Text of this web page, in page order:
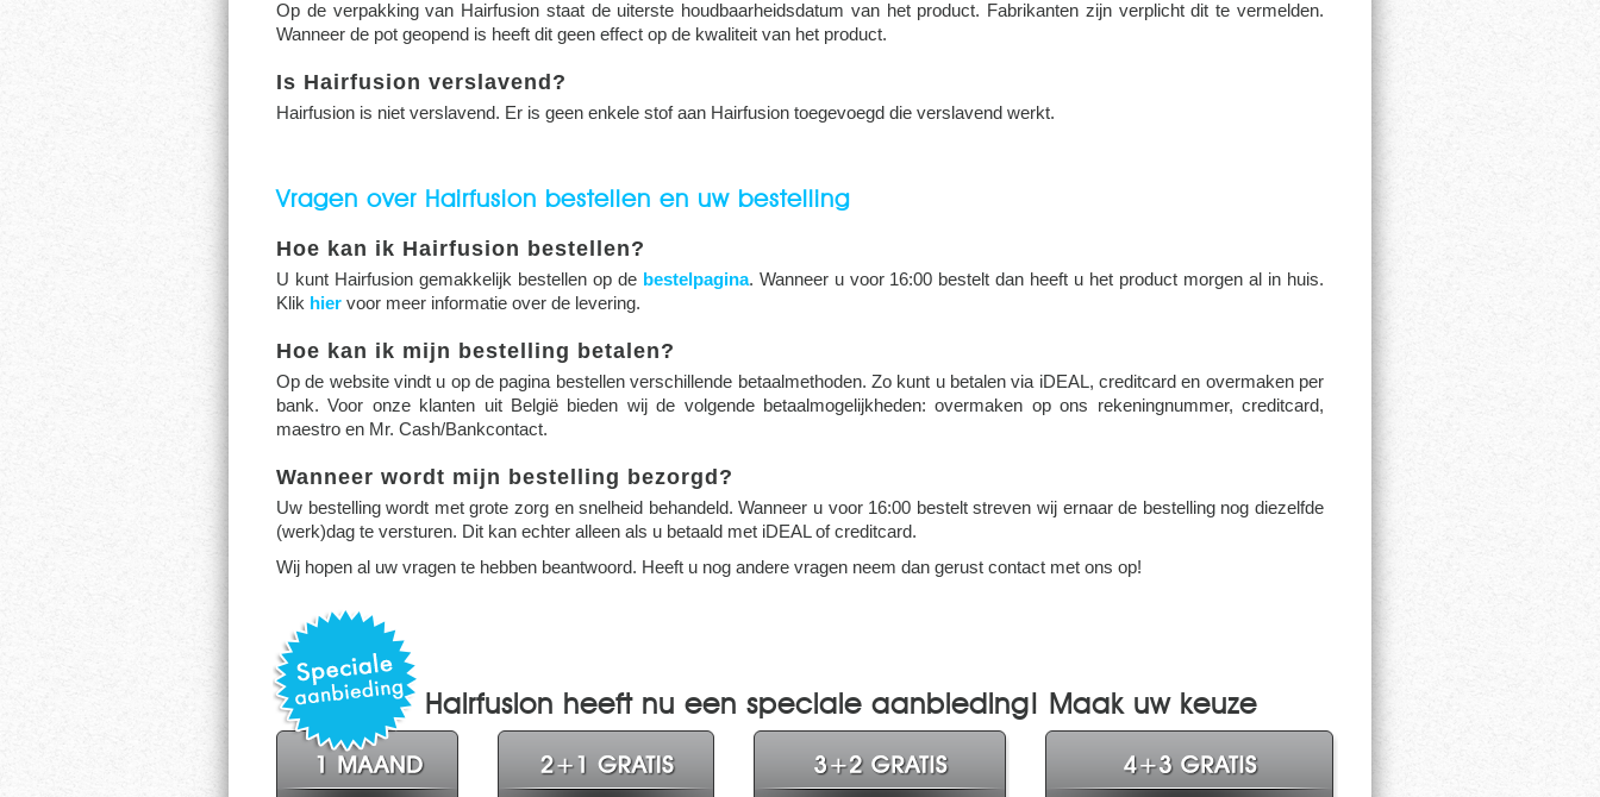
Op de verpakking van Hairfusion staat de uiterste houdbaarheidsdatum van het product. Fabrikanten zijn verplicht dit te vermelden.
Wanneer de pot geopend is heeft dit geen effect op de kwaliteit van het product.
Is Hairfusion verslavend?
Hairfusion is niet verslavend. Er is geen enkele stof aan Hairfusion toegevoegd die verslavend werkt.
Vragen over Hairfusion bestellen en uw bestelling
Hoe kan ik Hairfusion bestellen?
U kunt Hairfusion gemakkelijk bestellen op de bestelpagina. Wanneer u voor 16:00 bestelt dan heeft u het product morgen al in huis.
Klik hier voor meer informatie over de levering.
Hoe kan ik mijn bestelling betalen?
Op de website vindt u op de pagina bestellen verschillende betaalmethoden. Zo kunt u betalen via iDEAL, creditcard en overmaken per
bank. Voor onze klanten uit België bieden wij de volgende betaalmogelijkheden: overmaken op ons rekeningnummer, creditcard,
maestro en Mr. Cash/Bankcontact.
Wanneer wordt mijn bestelling bezorgd?
Uw bestelling wordt met grote zorg en snelheid behandeld. Wanneer u voor 16:00 bestelt streven wij ernaar de bestelling nog diezelfde
(werk)dag te versturen. Dit kan echter alleen als u betaald met iDEAL of creditcard.
Wij hopen al uw vragen te hebben beantwoord. Heeft u nog andere vragen neem dan gerust contact met ons op!
Hairfusion heeft nu een speciale aanbieding! Maak uw keuze